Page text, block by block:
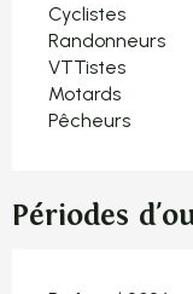
Cyclistes
Randonneurs
VTTistes
Motards
Pêcheurs
Périodes